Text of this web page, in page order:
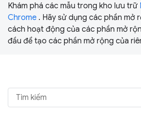
Khám phá các mẫu trong kho lưu trữ
Chrome . Hãy sử dụng các phần mở
cách hoạt động của các phần mở
đầu để tạo các phần mở rộng của